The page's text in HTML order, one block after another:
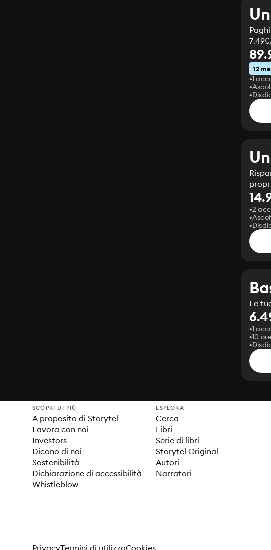
12
1
2
Le
1
10
SCOPRI DI PIÙ
A proposito di Storytel
Lavora con noi
Investors
Dicono di noi
Sostenibilità
Dichiarazione di accessibilità
Whistleblow
ESPLORA
Cerca
Libri
Serie di libri
Storytel Original
Autori
Narratori
PrivacyTermini di utilizzoCookies